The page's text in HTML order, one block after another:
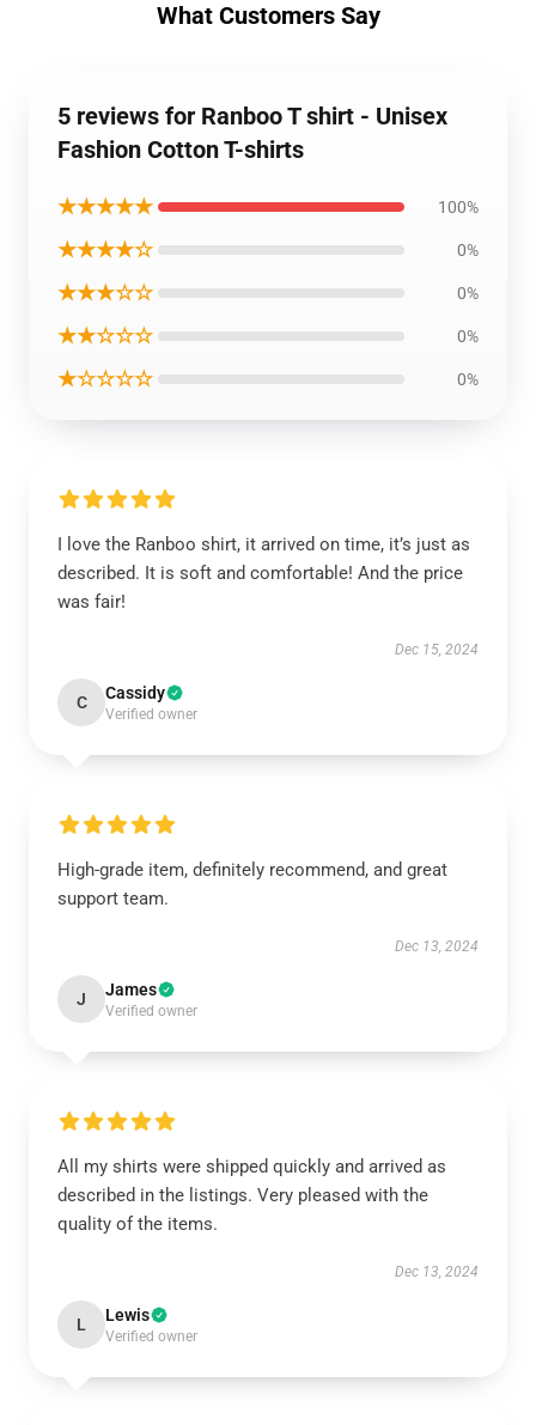
What Customers Say
5 reviews for Ranboo T shirt - Unisex
Fashion Cotton T-shirts
★★★★★ 100%
★★★★☆ 0%
★★★☆☆ 0%
★★☆☆☆ 0%
★☆☆☆☆ 0%
I love the Ranboo shirt, it arrived on time, it’s just as
described. It is soft and comfortable! And the price
was fair!
Dec 15, 2024
C Cassidy
Verified owner
High-grade item, definitely recommend, and great
support team.
Dec 13, 2024
J James
Verified owner
All my shirts were shipped quickly and arrived as
described in the listings. Very pleased with the
quality of the items.
Dec 13, 2024
L Lewis
Verified owner